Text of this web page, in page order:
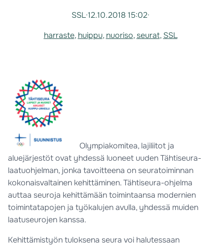
SSL·12.10.2018 15:02·
harraste, huippu, nuoriso, seurat, SSL
Olympiakomitea, lajiliitot ja
aluejärjestöt ovat yhdessä luoneet uuden Tähtiseura-
laatuohjelman, jonka tavoitteena on seuratoiminnan
kokonaisvaltainen kehittäminen. Tähtiseura-ohjelma
auttaa seuroja kehittämään toimintaansa modernien
toimintatapojen ja työkalujen avulla, yhdessä muiden
laatuseurojen kanssa.
Kehittämistyön tuloksena seura voi halutessaan